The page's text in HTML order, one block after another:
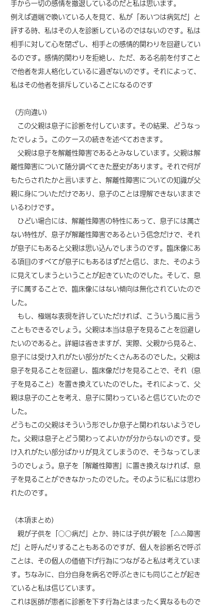
手から一切の感情を撤退しているのだと私は思います。
例えば道端で喚いている人を見て、私が「あいつは病気だ」と
評する時、私はその人を診断しているのではないのです。私は
相手に対して心を閉ざし、相手との感情的関わりを回避してい
るのです。感情的関わりを拒絶し、ただ、ある名前を付すこと
で他者を非人格化しているに過ぎないのです。それによって、
私はその他者を排斥していることになるのです
（方向違い）
この父親は息子に診断を付しています。その結果、どうなっ
たでしょう。このケースの続きを述べておきます。
父親は息子を解離性障害であるとみなしています。父親は解
離性障害について随分調べてきた歴史があります。それで何が
もたらされたかと言いますと、解離性障害についての知識が父
親に身についただけであり、息子のことは理解できないままで
いるわけです。
ひどい場合には、解離性障害の特性にあって、息子には属さ
ない特性が、息子が解離性障害であるという信念だけで、それ
が息子にもあると父親は思い込んでしまうのです。臨床像にあ
る項目のすべてが息子にもあるはずだと信じ、また、そのよう
に見えてしまうということが起きていたのでした。そして、息
子に属することで、臨床像にはない傾向は無化されていたので
した。
もし、極端な表現を許していただければ、こういう風に言う
こともできるでしょう。父親は本当は息子を見ることを回避し
たいのであると。詳細は省きますが、実際、父親から見ると、
息子には受け入れがたい部分がたくさんあるのでした。父親は
息子を見ることを回避し、臨床像だけを見ることで、それ（息
子を見ること）を置き換えていたのでした。それによって、父
親は息子のことを考え、息子に関わっていると信じていたので
した。
どうもこの父親はそういう形でしか息子と関われないようでし
た。父親は息子とどう関わってよいかが分からないのです。受
け入れがたい部分ばかりが見えてしまうので、そうなってしま
うのでしょう。息子を「解離性障害」に置き換えなければ、息
子を見ることができなかったのでした。そのように私には思わ
れたのです。
（本項まとめ）
親が子供を「○○病だ」とか、時には子供が親を「△△障害
だ」と呼んだりすることもあるのですが、個人を診断名で呼ぶ
ことは、その個人の価値下げ行為につながると私は考えていま
す。ちなみに、自分自身を病名で呼ぶときにも同じことが起き
ていると私は信じています。
これは医師が患者に診断を下す行為とはまったく異なるもので